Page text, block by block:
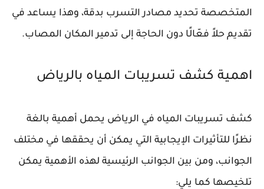
المتخصصة تحديد مصادر التسرب بدقة، وهذا يساعد في
تقديم حلاً فعّالًا دون الحاجة إلى تدمير المكان المصاب.
اهمية كشف تسريبات المياه بالرياض
كشف تسريبات المياه في الرياض يحمل أهمية بالغة
نظرًا للتأثيرات الإيجابية التي يمكن أن يحققها في مختلف
الجوانب، ومن بين الجوانب الرئيسية لهذه الأهمية يمكن
تلخيصها كما يلي: